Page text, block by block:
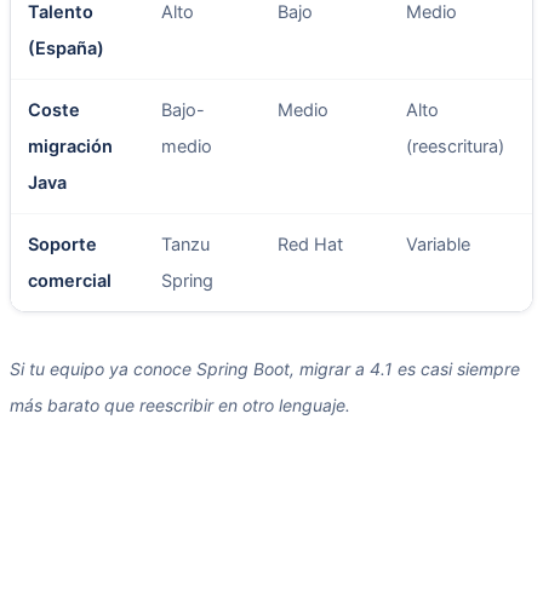
Talento
(España)
Alto Bajo Medio
Coste
migración
Java
Bajo-
medio
Medio
Alto
(reescritura)
Soporte
comercial
Tanzu
Spring
Red Hat Variable
Si tu equipo ya conoce Spring Boot, migrar a 4.1 es casi siempre
más barato que reescribir en otro lenguaje.